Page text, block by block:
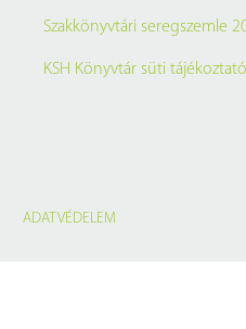
Szakkönyvtári seregszemle
KSH Könyvtár süti
ADATVÉDELEM